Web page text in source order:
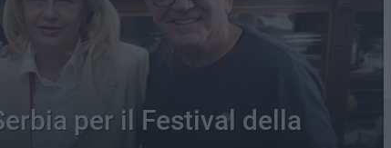
per il Festival della